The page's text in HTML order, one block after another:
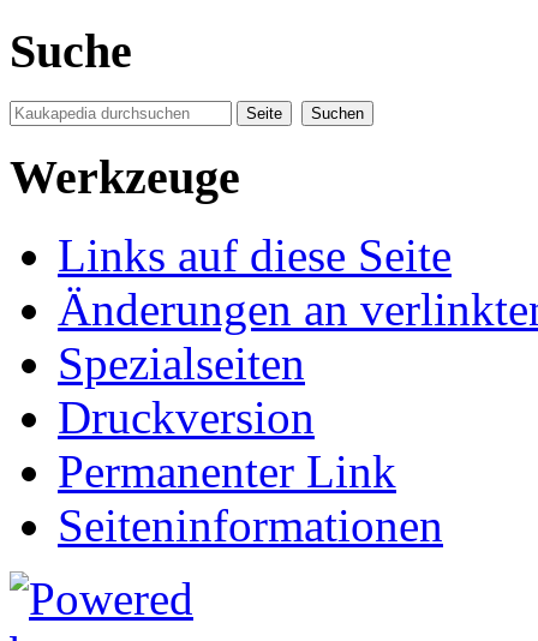
Suche
Werkzeuge
Links auf diese Seite
Änderungen an
Spezialseiten
Druckversion
Permanenter Link
Seiten­informationen